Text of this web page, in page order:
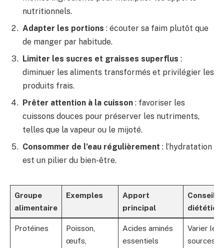
nutritionnels.
Adapter les portions : écouter sa faim plutôt que
de manger par habitude.
Limiter les sucres et graisses superflus :
diminuer les aliments transformés et privilégier les
produits frais.
Prêter attention à la cuisson : favoriser les
cuissons douces pour préserver les nutriments,
telles que la vapeur ou le mijoté.
Consommer de l’eau régulièrement : l’hydratation
est un pilier du bien-être.
Groupe
alimentaire
Exemples
Apport
principal
Conseil
Protéines
Poisson,
œufs,
Acides aminés
essentiels
Varier les
sources